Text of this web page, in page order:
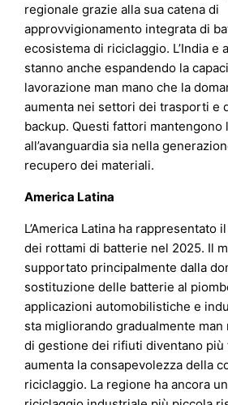
regionale grazie alla sua catena di
approvvigionamento integrata di
ecosistema di riciclaggio. L’India e
stanno anche espandendo la
lavorazione man mano che la
aumenta nei settori dei trasporti e
backup. Questi fattori mantengono
all’avanguardia sia nella
recupero dei materiali.
America Latina
L’America Latina ha rappresentato
dei rottami di batterie nel 2025. Il
supportato principalmente dalla
sostituzione delle batterie al
applicazioni automobilistiche e
sta migliorando gradualmente man
di gestione dei rifiuti diventano più
aumenta la consapevolezza della
riciclaggio. La regione ha ancora